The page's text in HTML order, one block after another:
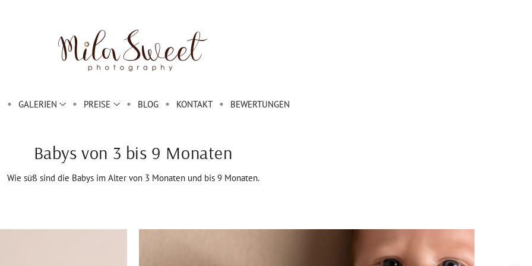
GALERIEN PREISE BLOG KONTAKT BEWERTUNGEN
Babys von 3 bis 9 Monaten
Wie süß sind die Babys im Alter von 3 Monaten und bis 9 Monaten.